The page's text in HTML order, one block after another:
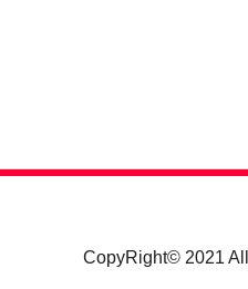
CopyRight© 2021